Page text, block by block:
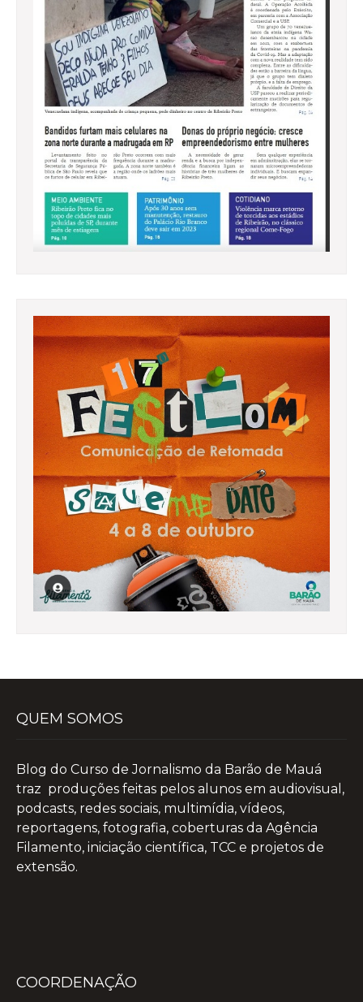
QUEM SOMOS
Blog do Curso de Jornalismo da Barão de Mauá
traz produções feitas pelos alunos em audiovisual,
podcasts, redes sociais, multimídia, vídeos,
reportagens, fotografia, coberturas da Agência
Filamento, iniciação científica, TCC e projetos de
extensão.
COORDENAÇÃO